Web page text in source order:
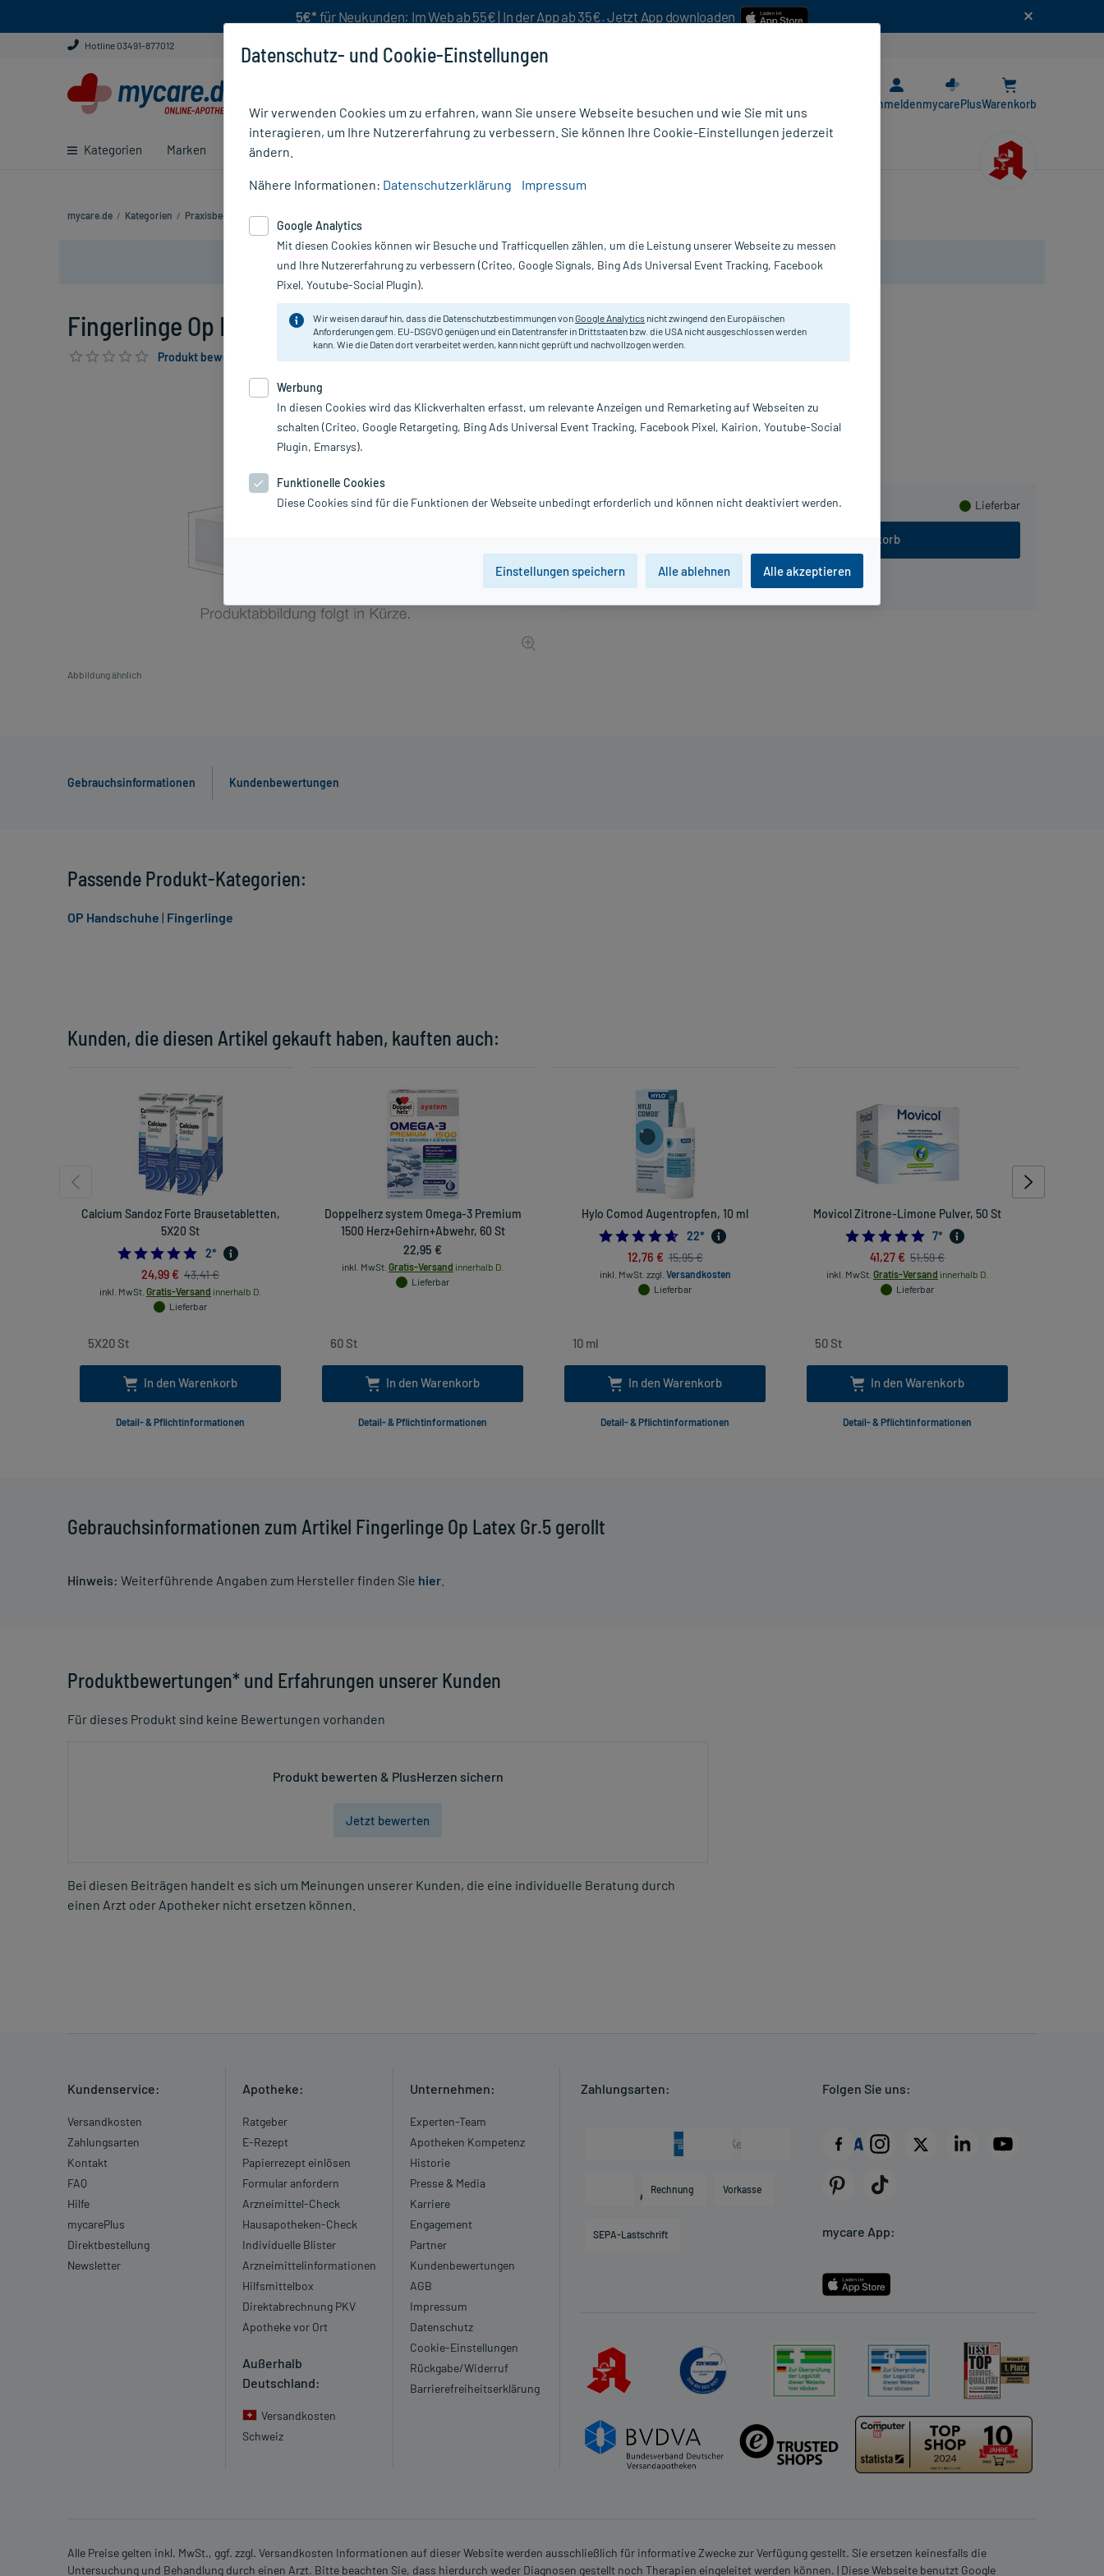
5€* für Neukunden: Im Web ab 55€ | In der App ab 35€. Jetzt App downloaden
Hotline 03491-877012
Kategorien Marken Ratgeber
AnmeldenmycarePlusWarenkorb
mycare.de / Kategorien / Praxisbedarf / OP Bedarf
Nur für kurze Zeit:Gratis-Versand* ab 19€ Mindestbestellwert!
Fingerlinge Op Latex Gr.5 gerollt, 100 St
Produkt bewerten & PlusHerzen sichern
Abbildung ähnlich
3,06 €
Lieferbar
In den Warenkorb
FINGERLING OP Latex Gr.5 gerollt
Inhalt:
100 St
Gebrauchsinformationen Kundenbewertungen
Gebrauchsinformationen zum Artikel Fingerlinge Op Latex Gr.5 gerollt
Hinweis: Weiterführende Angaben zum Hersteller finden Sie hier
Produktbewertungen* und Erfahrungen unserer Kunden
Für dieses Produkt sind keine Bewertungen vorhanden
Produkt bewerten & PlusHerzen sichern
Jetzt bewerten
Bei diesen Beiträgen handelt es sich um Meinungen unserer Kunden, die eine individuelle Beratung durch
einen Arzt oder Apotheker nicht ersetzen können.
Kunden, die diesen Artikel gekauft haben, kauften auch:
Calcium Sandoz Forte Brausetabletten,
5X20 St
5.0
2*
24,99 € 43,41 €
inkl. MwSt. Gratis-Versand innerhalb D.
Lieferbar
In den Warenkorb
Detail- & Pflichtinformationen
Doppelherz system Omega-3 Premium
1500 Herz+Gehirn+Abwehr, 60 St
22,95 €
inkl. MwSt. Gratis-Versand innerhalb D.
Lieferbar
In den Warenkorb
Detail- & Pflichtinformationen
Hylo Comod Augentropfen, 10 ml
4.590909090909091
22*
12,76 € 15,95 €
inkl. MwSt. zzgl. Versandkosten
Lieferbar
In den Warenkorb
Detail- & Pflichtinformationen
Movicol Zitrone-Limone Pulver, 50 St
5.0
7*
41,27 € 51,59 €
inkl. MwSt. Gratis-Versand innerhalb D.
Lieferbar
In den Warenkorb
Detail- & Pflichtinformationen
Passende Produkt-Kategorien:
OP Handschuhe | Fingerlinge
Kundenservice:
Versandkosten
Zahlungsarten
Kontakt
FAQ
Hilfe
mycarePlus
Direktbestellung
Newsletter
Apotheke:
Ratgeber
E-Rezept
Papierrezept einlösen
Formular anfordern
Arzneimittel-Check
Hausapotheken-Check
Individuelle Blister
Arzneimittelinformationen
Hilfsmittelbox
Direktabrechnung PKV
Apotheke vor Ort
Außerhalb
Deutschland:
Versandkosten
Schweiz
Unternehmen:
Experten-Team
Apotheken Kompetenz
Historie
Presse & Media
Karriere
Engagement
Partner
Kundenbewertungen
AGB
Impressum
Datenschutz
Cookie-Einstellungen
Rückgabe/Widerruf
Barrierefreiheitserklärung
Zahlungsarten:
Rechnung Vorkasse
SEPA-Lastschrift
Folgen Sie uns:
mycare App:
Alle Preise gelten inkl. MwSt., ggf. zzgl. Versandkosten Informationen auf dieser Website werden ausschließlich für informative Zwecke zur Verfügung gestellt. Sie ersetzen keinesfalls die
Untersuchung und Behandlung durch einen Arzt. Bitte beachten Sie, dass hierdurch weder Diagnosen gestellt noch Therapien eingeleitet werden können. | Diese Webseite benutzt Google
Datenschutz- und Cookie-Einstellungen
Wir verwenden Cookies um zu erfahren, wann Sie unsere Webseite besuchen und wie Sie mit uns
interagieren, um Ihre Nutzererfahrung zu verbessern. Sie können Ihre Cookie-Einstellungen jederzeit
ändern.
Nähere Informationen: Datenschutzerklärung Impressum
Google Analytics
Mit diesen Cookies können wir Besuche und Trafficquellen zählen, um die Leistung unserer Webseite zu messen
und Ihre Nutzererfahrung zu verbessern (Criteo, Google Signals, Bing Ads Universal Event Tracking, Facebook
Pixel, Youtube-Social Plugin).
Wir weisen darauf hin, dass die Datenschutzbestimmungen vonGoogle Analytics nicht zwingend den Europäischen
Anforderungen gem. EU-DSGVO genügen und ein Datentransfer in Drittstaaten bzw. die USA nicht ausgeschlossen werden
kann. Wie die Daten dort verarbeitet werden, kann nicht geprüft und nachvollzogen werden.
Werbung
In diesen Cookies wird das Klickverhalten erfasst, um relevante Anzeigen und Remarketing auf Webseiten zu
schalten (Criteo, Google Retargeting, Bing Ads Universal Event Tracking, Facebook Pixel, Kairion, Youtube-Social
Plugin, Emarsys).
Funktionelle Cookies
Diese Cookies sind für die Funktionen der Webseite unbedingt erforderlich und können nicht deaktiviert werden.
Einstellungen speichern Alle ablehnen Alle akzeptieren